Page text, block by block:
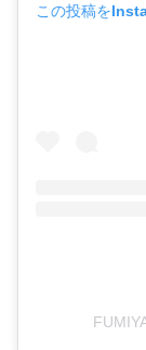
この投稿を